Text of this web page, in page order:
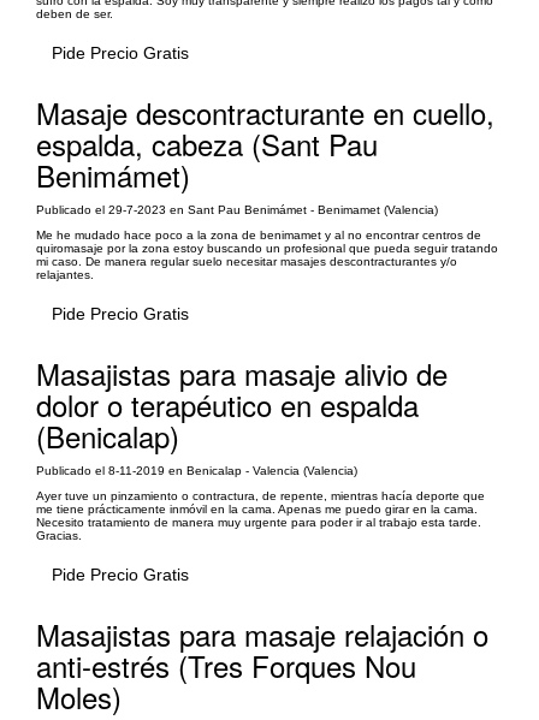
deben de ser.
Pide Precio Gratis
Masaje descontracturante en cuello,
espalda, cabeza (Sant Pau
Benimámet)
Publicado el 29-7-2023 en Sant Pau Benimámet - Benimamet (Valencia)
Me he mudado hace poco a la zona de benimamet y al no encontrar centros de
quiromasaje por la zona estoy buscando un profesional que pueda seguir tratando
mi caso. De manera regular suelo necesitar masajes descontracturantes y/o
relajantes.
Pide Precio Gratis
Masajistas para masaje alivio de
dolor o terapéutico en espalda
(Benicalap)
Publicado el 8-11-2019 en Benicalap - Valencia (Valencia)
Ayer tuve un pinzamiento o contractura, de repente, mientras hacía deporte que
me tiene prácticamente inmóvil en la cama. Apenas me puedo girar en la cama.
Necesito tratamiento de manera muy urgente para poder ir al trabajo esta tarde.
Gracias.
Pide Precio Gratis
Masajistas para masaje relajación o
anti-estrés (Tres Forques Nou
Moles)